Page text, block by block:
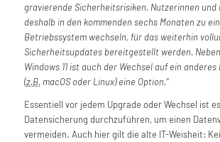
gravierende Sicherheitsrisiken. Nutzerinnen und
deshalb in den kommenden sechs Monaten zu
Betriebssystem wechseln, für das weiterhin
Sicherheitsupdates bereitgestellt werden.
Windows11 ist auch der Wechsel auf ein
(z.B. macOSoder Linux) eine Option.
Essentiell vor jedem Upgrade oder Wechsel ist
Datensicherung durchzuführen, um einen
vermeiden. Auch hier gilt die alte IT-Weisheit: